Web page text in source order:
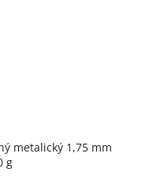
metalický 1,75 mm
g